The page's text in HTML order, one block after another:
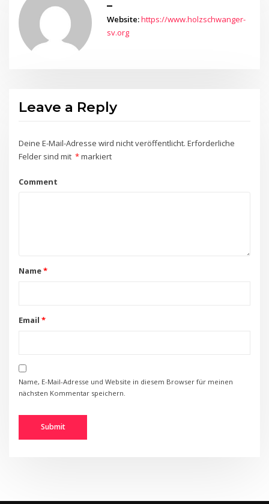
Website:https://www.holzschwanger-
sv.org
Leave a Reply
Deine E-Mail-Adresse wird nicht veröffentlicht. Erforderliche
Felder sind mit *markiert
Comment
Name*
Email *
Name, E-Mail-Adresse und Website in diesem Browser für meinen
nächsten Kommentar speichern.